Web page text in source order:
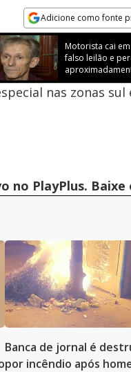
Adicione como fonte
Opens in new
Motorista cai
falso leilão e
Velocidade
de Janeiro se
para se qualificar. O
nas zonas sul
no PlayPlus. Baixe
Banca de jornal é
por incêndio após